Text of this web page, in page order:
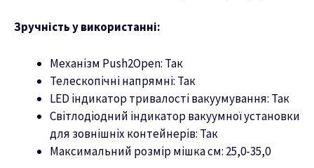
Зручність у використанні:
Механізм Push2Open: Так
Телескопічні напрямні: Так
LED індикатор тривалості вакуумування: Так
Світлодіодний індикатор вакуумної установки
для зовнішніх контейнерів: Так
Максимальний розмір мішка см: 25,0-35,0